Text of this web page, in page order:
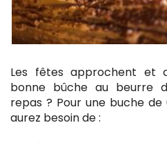
Les fêtes approchent et
bonne bûche au beurre
repas ? Pour une buche
aurez besoin de :